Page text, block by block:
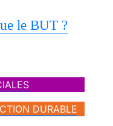
le BUT ?
DURABLE